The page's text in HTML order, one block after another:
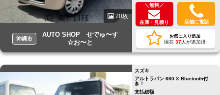
20枚
沖縄市
AUTO SHOP せでゅ〜す
☆お〜と
＼無料／
在庫・見積り 店舗に電話
お気に入り追加
現在 37人が追加済
スズキ
アルトラパン 660 X Bluetooth付
き！
支払総額